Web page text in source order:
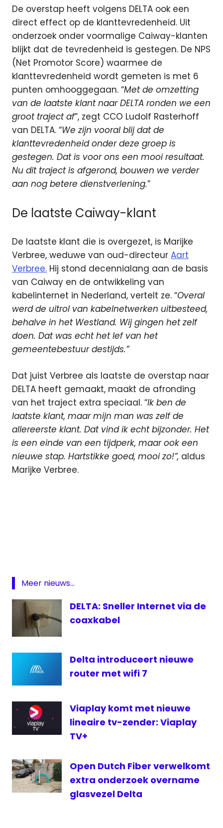
De overstap heeft volgens DELTA ook een
direct effect op de klanttevredenheid. Uit
onderzoek onder voormalige Caiway-klanten
blijkt dat de tevredenheid is gestegen. De NPS
(Net Promotor Score) waarmee de
klanttevredenheid wordt gemeten is met 6
punten omhooggegaan. “Met de omzetting
van de laatste klant naar DELTA ronden we een
groot traject af”, zegt CCO Ludolf Rasterhoff
van DELTA. “We zijn vooral blij dat de
klanttevredenheid onder deze groep is
gestegen. Dat is voor ons een mooi resultaat.
Nu dit traject is afgerond, bouwen we verder
aan nog betere dienstverlening.”
De laatste Caiway-klant
De laatste klant die is overgezet, is Marijke
Verbree, weduwe van oud-directeur Aart
Verbree. Hij stond decennialang aan de basis
van Caiway en de ontwikkeling van
kabelinternet in Nederland, vertelt ze. “Overal
werd de uitrol van kabelnetwerken uitbesteed,
behalve in het Westland. Wij gingen het zelf
doen. Dat was echt het lef van het
gemeentebestuur destijds.”
Dat juist Verbree als laatste de overstap naar
DELTA heeft gemaakt, maakt de afronding
van het traject extra speciaal. “Ik ben de
laatste klant, maar mijn man was zelf de
allereerste klant. Dat vind ik echt bijzonder. Het
is een einde van een tijdperk, maar ook een
nieuwe stap. Hartstikke goed, mooi zo!”, aldus
Marijke Verbree.
Meer nieuws...
DELTA: Sneller Internet via de
coaxkabel
Delta introduceert nieuwe
router met wifi 7
Viaplay komt met nieuwe
lineaire tv-zender: Viaplay
TV+
Open Dutch Fiber verwelkomt
extra onderzoek overname
glasvezel Delta